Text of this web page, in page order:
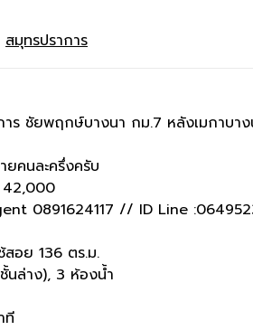
สมุทรปราการ
าร ชัยพฤกษ์บางนา กม.7 หลังเมกาบาง
ยคนละครึ่งครับ
42,000
0891624117 // ID Line
สอย 136 ตร.ม.
ล่าง), 3 ห้องน้ำ
ที